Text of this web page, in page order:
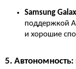
Samsung
поддержкой
и хорошие
5. Автономность: